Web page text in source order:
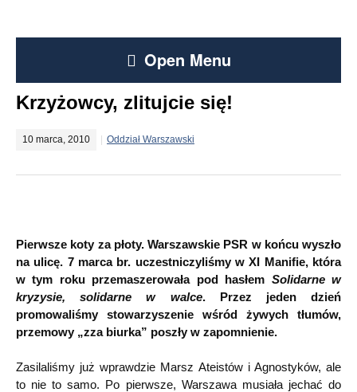
Open Menu
Krzyżowcy, zlitujcie się!
10 marca, 2010 Oddział Warszawski
Pierwsze koty za płoty. Warszawskie PSR w końcu wyszło
na ulicę. 7 marca br. uczestniczyliśmy w XI Manifie, która
w tym roku przemaszerowała pod hasłem Solidarne w
kryzysie, solidarne w walce. Przez jeden dzień
promowaliśmy stowarzyszenie wśród żywych tłumów,
przemowy „zza biurka” poszły w zapomnienie.
Zasilaliśmy już wprawdzie Marsz Ateistów i Agnostyków, ale
to nie to samo. Po pierwsze, Warszawa musiała jechać do